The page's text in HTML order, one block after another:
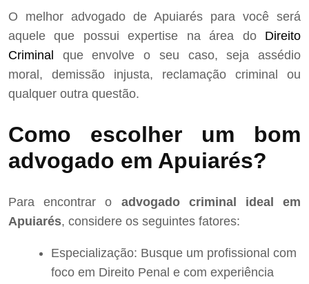
O melhor advogado de Apuiarés para você será
aquele que possui expertise na área do Direito
Criminal que envolve o seu caso, seja assédio
moral, demissão injusta, reclamação criminal ou
qualquer outra questão.
Como escolher um bom
advogado em Apuiarés?
Para encontrar o advogado criminal ideal em
Apuiarés, considere os seguintes fatores:
Especialização: Busque um profissional com
foco em Direito Penal e com experiência